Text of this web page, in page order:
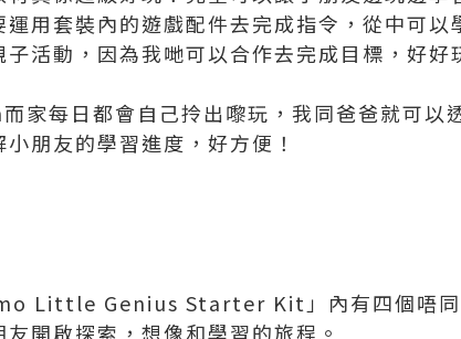
運用套裝內的遊戲配件去完成指令，從中可
子活動，因為我哋可以合作去完成目標，好好
家每日都會自己拎出嚟玩，我同爸爸就可
小朋友的學習進度，好方便！
Little Genius Starter Kit」內有四個唔同
友開啟探索，想像和學習的旅程。